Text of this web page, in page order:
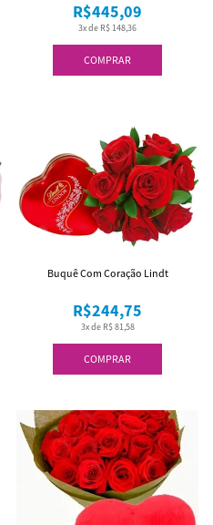
COMPRAR
3x de R$ 148,36
R$445,09
COMPRAR
3x de R$ 81,58
R$244,75
Buquê Com Coração Lindt